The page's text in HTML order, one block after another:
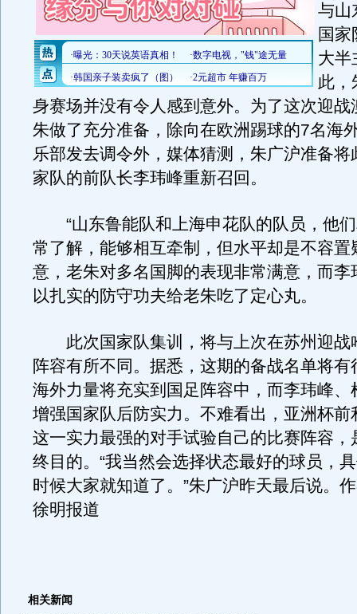
与山
国
大半
此，
身赛场并没有令人感到意外。为了这次迎战
朱做了充分准备，除向在欧洲踢球的7名海
乐部发去调令外，媒体猜测，朱广沪准备将
家队的前队长李玮峰重新召回。
“山东鲁能队和上海申花队的队员，他们
常了解，能够相互牵制，但水平却是不容置
意，老朱对多名国脚的表现非常满意，而李
以扎实的防守功夫给老朱吃了定心丸。
此次国家队集训，将与上次在苏州迎战
阵容有所不同。据悉，这期的备战名单将有
海外力量将充实到国足阵容中，而李玮峰、
增强国家队后防实力。不难看出，亚洲杯前
这一实力最强的对手试验自己的比赛阵容，
终目的。“我当然会选择状态最好的球员，
时候大家就知道了。”朱广沪昨天最后说。
徐明报道
相关新闻